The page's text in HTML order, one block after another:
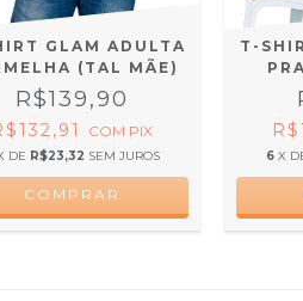
GLAM ADULTA
(TAL MÃE)
R$139,90
COM PIX
DE R$23,32 SEM JUROS
COMPRAR
T-
6 X